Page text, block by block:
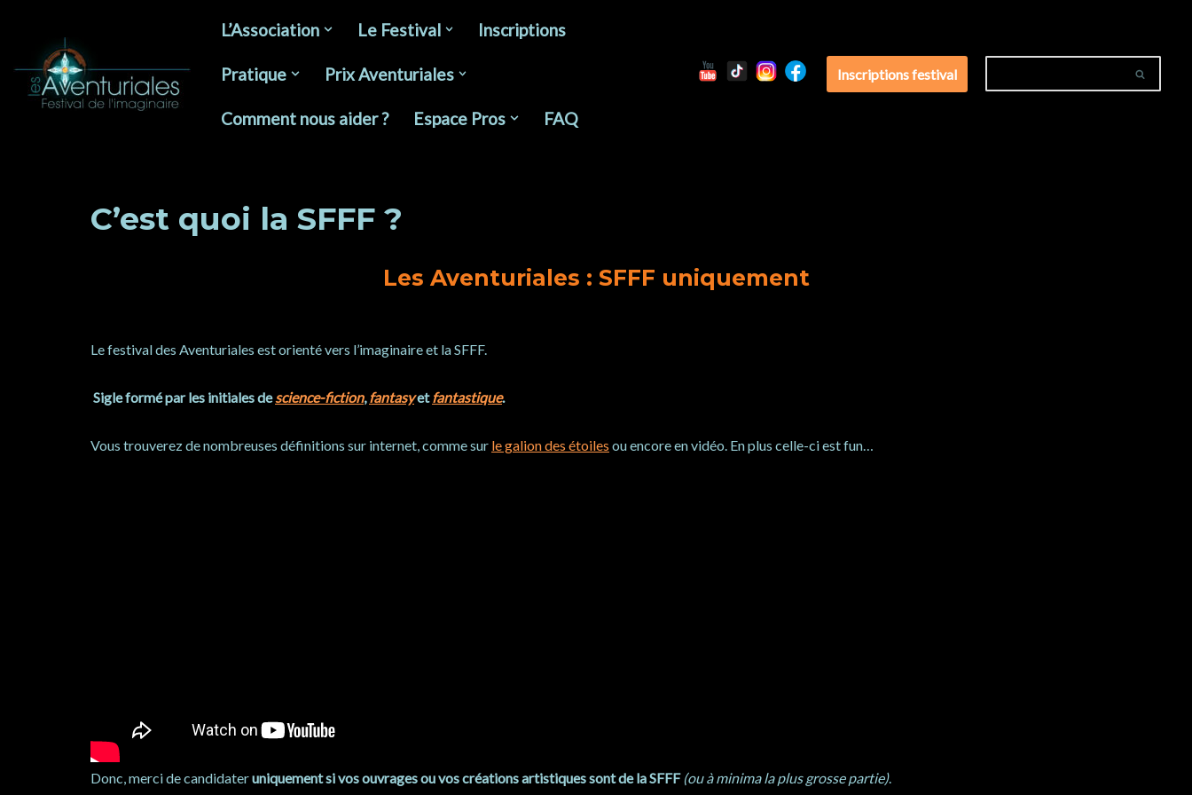
au
contenu
L’Association Le Festival Inscriptions
Pratique Prix Aventuriales
Comment nous aider ? Espace Pros FAQ
Inscriptions festival
C’est quoi la SFFF ?
Les Aventuriales : SFFF uniquement
Le festival des Aventuriales est orienté vers l’imaginaire et la SFFF.
Sigle formé par les initiales descience-fiction,fantasyetfantastique.
Vous trouverez de nombreuses définitions sur internet, comme sur le galion des étoiles ou encore en vidéo. En plus celle-ci est fun…
Donc, merci de candidateruniquement si vos ouvrages ou vos créations artistiques sont de la SFFF (ou à minima la plus grosse partie).